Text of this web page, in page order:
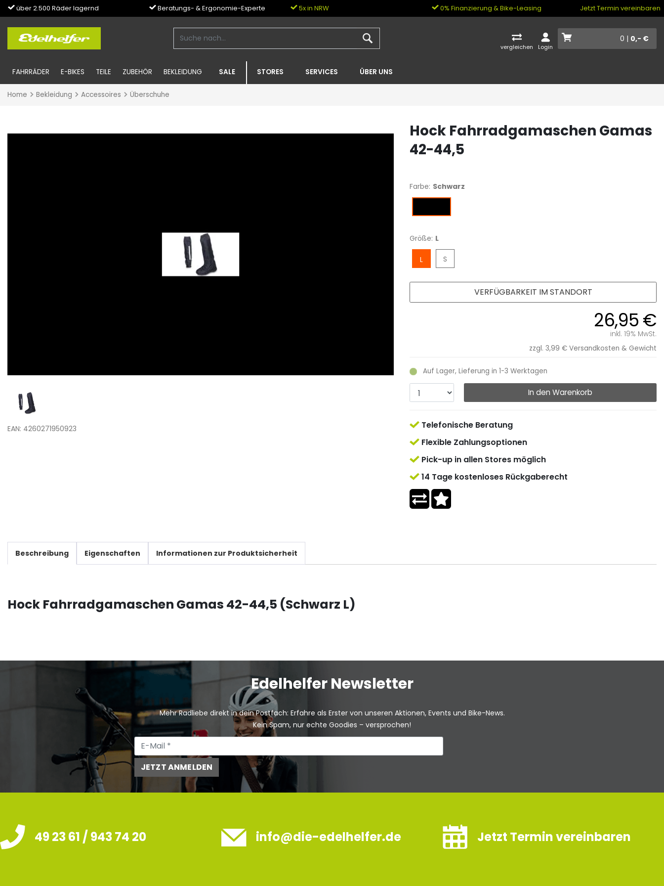
über 2.500 Räder lagernd Beratungs- & Ergonomie-Experte 5x in NRW 0% Finanzierung & Bike-Leasing Jetzt Termin vereinbaren
vergleichen Login
0 | 0,- €
FAHRRÄDER E-BIKES TEILE ZUBEHÖR BEKLEIDUNG SALE STORES SERVICES ÜBER UNS
Home Bekleidung Accessoires Überschuhe
EAN: 4260271950923
Hock Fahrradgamaschen Gamas
42-44,5
Farbe: Schwarz
Größe: L
L S
26,95 €
inkl. 19% MwSt.
zzgl. 3,99 € Versandkosten & Gewicht
Auf Lager, Lieferung in 1-3 Werktagen
In den Warenkorb
VERFÜGBARKEIT IM STANDORT
Telefonische Beratung
Flexible Zahlungsoptionen
Pick-up in allen Stores möglich
14 Tage kostenloses Rückgaberecht
Beschreibung Eigenschaften Informationen zur Produktsicherheit
Hock Fahrradgamaschen Gamas 42-44,5 (Schwarz L)
Edelhelfer Newsletter
Mehr Radliebe direkt in dein Postfach: Erfahre als Erster von unseren Aktionen, Events und Bike-News.
Kein Spam, nur echte Goodies – versprochen!
JETZT ANMELDEN
49 23 61 / 943 74 20 info@die-edelhelfer.de Jetzt Termin vereinbaren